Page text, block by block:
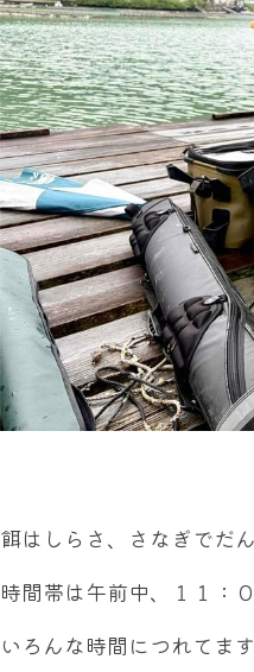
餌はしらさ、さなぎでだ
時間帯は午前中、１１：
いろんな時間につれてます